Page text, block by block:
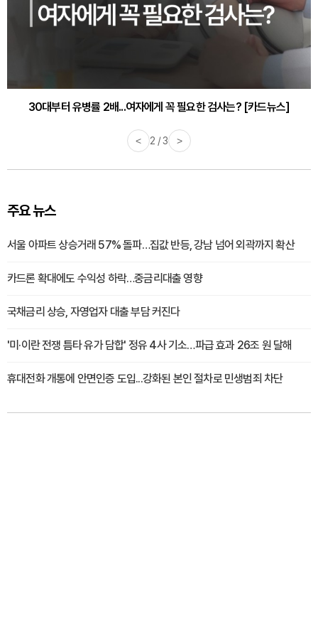
30대부터 유병률 2배...여자에게 꼭 필요한 검사는? [카드뉴스]
감기·독감 예방하고 면역력 높이는 4가지 영양제 [카드뉴스]
< 2 / 3 >
주요 뉴스
서울 아파트 상승거래 57% 돌파…집값 반등, 강남 넘어 외곽까지 확산
카드론 확대에도 수익성 하락…중금리대출 영향
국채금리 상승, 자영업자 대출 부담 커진다
'미·이란 전쟁 틈타 유가 담합' 정유 4사 기소…파급 효과 26조 원 달해
휴대전화 개통에 안면인증 도입...강화된 본인 절차로 민생범죄 차단